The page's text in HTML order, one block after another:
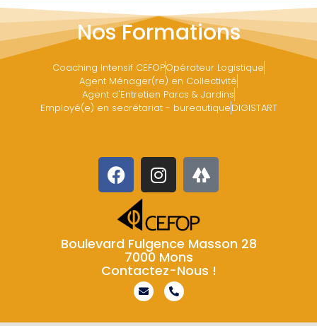
Nos Formations
Coaching Intensif CEFOPOpérateur Logistique
Agent Ménager(re) en Collectivité
Agent d'Entretien Parcs & Jardins
Employé(e) en secrétariat - bureautiqueDIGISTART
Boulevard Fulgence Masson 28
7000 Mons
Contactez-Nous !